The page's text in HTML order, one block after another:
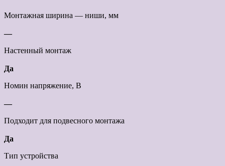
Монтажная ширина — ниши, мм
—
Настенный монтаж
Да
Номин напряжение, В
—
Подходит для подвесного монтажа
Да
Тип устройства